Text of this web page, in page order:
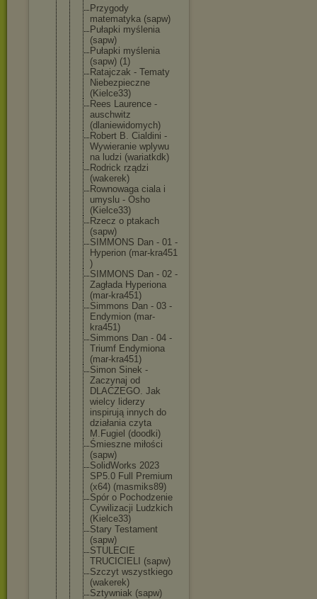
Przygody
matematyka (sapw)
Pułapki myślenia
(sapw)
Pułapki myślenia
(sapw) (1)
Ratajczak - Tematy
Niebezpieczne
(Kielce33)
Rees Laurence -
auschwitz
(dlaniewidomych)
Robert B. Cialdini -
Wywieranie wplywu
na ludzi (wariatkdk)
Rodrick rządzi
(wakerek)
Rownowaga ciala i
umyslu - Osho
(Kielce33)
Rzecz o ptakach
(sapw)
SIMMONS Dan - 01 -
Hyperion (mar-kra451
)
SIMMONS Dan - 02 -
Zagłada Hyperiona
(mar-kra451)
Simmons Dan - 03 -
Endymion (mar-
kra451)
Simmons Dan - 04 -
Triumf Endymiona
(mar-kra451)
Simon Sinek -
Zaczynaj od
DLACZEGO. Jak
wielcy liderzy
inspirują innych do
działania czyta
M.Fugiel (doodki)
Śmieszne miłości
(sapw)
SolidWorks 2023
SP5.0 Full Premium
(x64) (masmiks89)
Spór o Pochodzenie
Cywilizacji Ludzkich
(Kielce33)
Stary Testament
(sapw)
STULECIE
TRUCICIELI (sapw)
Szczyt wszystkiego
(wakerek)
Sztywniak (sapw)